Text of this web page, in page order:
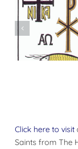
the
Click here to visit
Saints from The